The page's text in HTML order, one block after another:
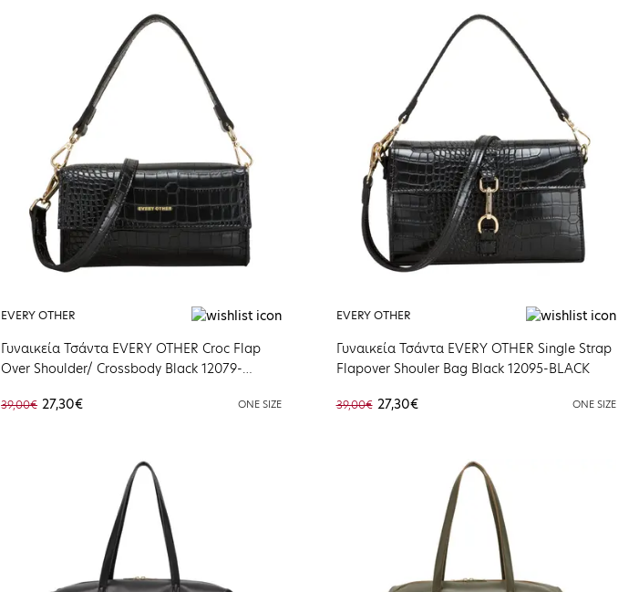
EVERY OTHER
Γυναικεία Τσάντα ΕVERY OTHER Croc Flap
Over Shoulder/ Crossbody Black 12079-
39,00€ 27,30€ ONE SIZE
EVERY OTHER
Γυναικεία Τσάντα EVERY OTHER Single Strap
Flapover Shouler Bag Black 12095-BLACK
39,00€ 27,30€ ONE SIZE